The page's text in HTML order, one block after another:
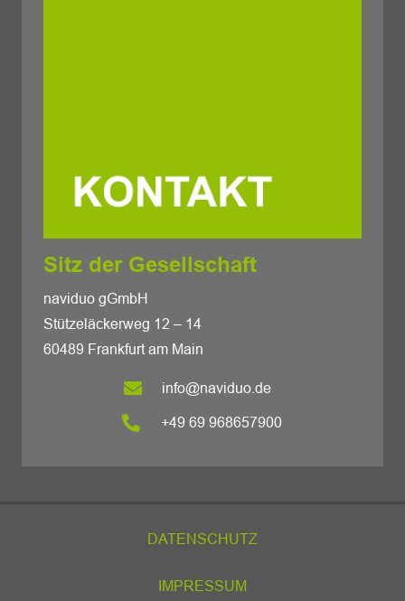
Sitz der Gesellschaft
naviduo gGmbH
Stützeläckerweg 12 – 14
60489 Frankfurt am Main
info@naviduo.de
+49 69 968657900
DATENSCHUTZ
IMPRESSUM